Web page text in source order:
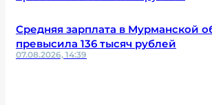
Средняя зарплата в Мурманской
превысила 136 тысяч рублей
07.08.2026, 14:39